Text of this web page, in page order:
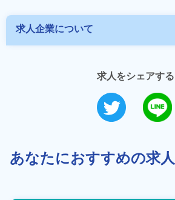
求人企業について
求人をシェアする
あなたにおすすめの求人